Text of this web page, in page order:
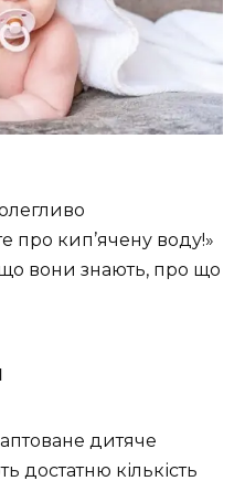
про кип’ячену воду!»
що вони знають, про що
дитяче
достатню кількість